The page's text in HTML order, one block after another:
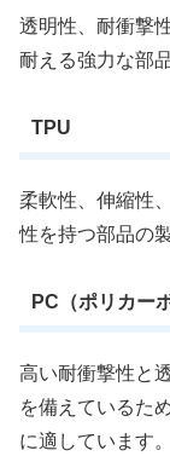
透明性、耐衝撃
耐える強力な部
TPU
柔軟性、伸縮性
性を持つ部品の
PC（ポリカー
高い耐衝撃性と
を備えているた
に適しています。